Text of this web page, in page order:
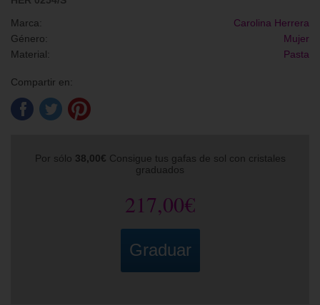
Marca:
Carolina Herrera
Género:
Mujer
Material:
Pasta
Compartir en:
Por sólo 38,00€ Consigue tus gafas de sol con cristales
graduados
217,00€
Graduar